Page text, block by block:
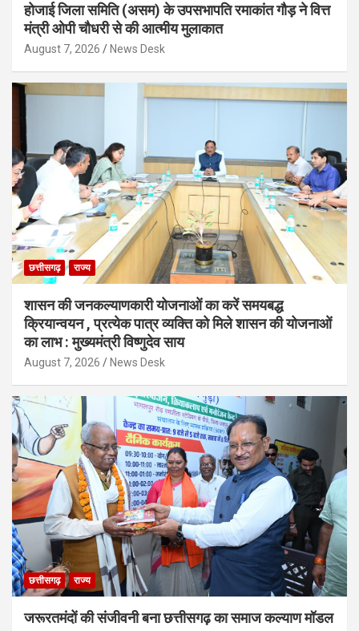
होजाई जिला समिति (असम) के उपसभापति रमाकांत गौड़ ने वित्त
मंत्री ओपी चौधरी से की आत्मीय मुलाकात
August 7, 2026 News Desk
छत्तीसगढ़ राज्य
शासन की जनकल्याणकारी योजनाओं का करें समयबद्ध
क्रियान्वयन , प्रत्येक पात्र व्यक्ति को मिले शासन की योजनाओं
का लाभ : मुख्यमंत्री विष्णुदेव साय
August 7, 2026 News Desk
छत्तीसगढ़ राज्य
जरूरतमंदों की संजीवनी बना छत्तीसगढ़ का समाज कल्याण मॉडल